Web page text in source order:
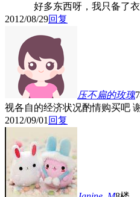
好多东西呀，我只备了衣
2012/08/29回复
压不扁的玫瑰
视各自的经济状况酌情购买吧
2012/09/01回复